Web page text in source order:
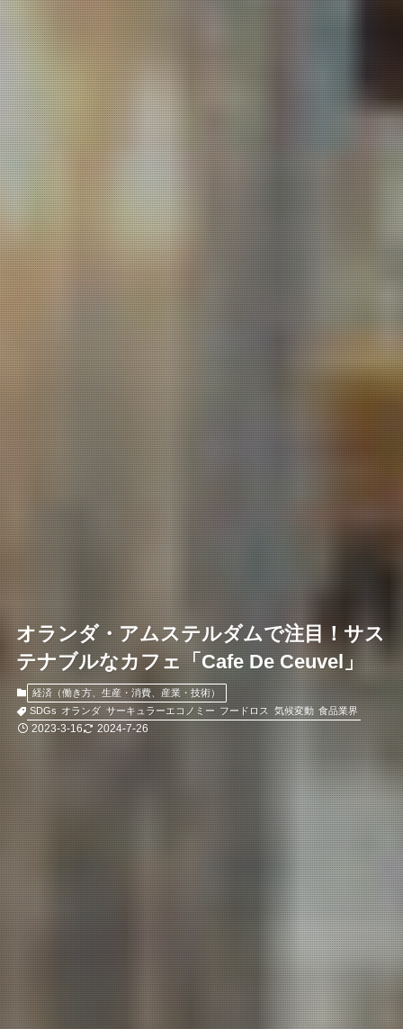
オランダ・アムステルダムで注目！サス
テナブルなカフェ「Cafe De Ceuvel」
経済（働き方、生産・消費、産業・技術）
SDGs オランダ サーキュラーエコノミー フードロス 気候変動 食品業界
2023-3-16 2024-7-26